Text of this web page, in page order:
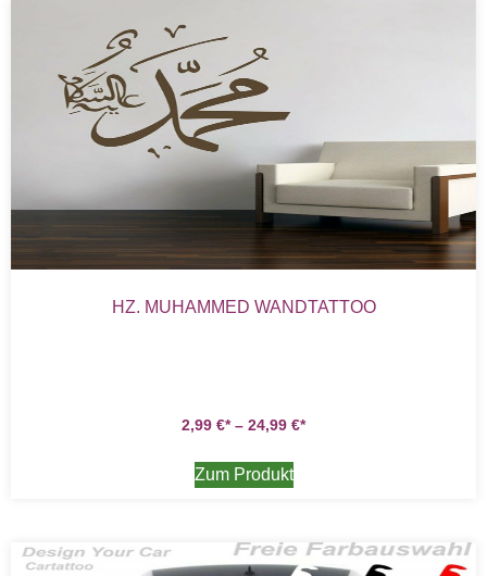
HZ. MUHAMMED WANDTATTOO
2,99 € – 24,99 €
Zum Produkt